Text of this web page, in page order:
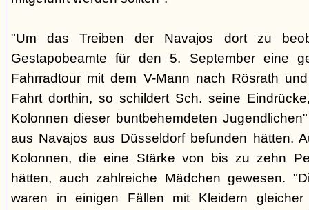
"Um das Treiben der Navajos dort zu
Gestapobeamte für den 5. September eine
Fahrradtour mit dem V-Mann nach Rösrath
Fahrt dorthin, so schildert Sch. seine
Kolonnen dieser buntbehemdeten
aus Navajos aus Düsseldorf befunden hätten.
Kolonnen, die eine Stärke von bis zu zehn
hätten, auch zahlreiche Mädchen gewesen.
waren in einigen Fällen mit Kleidern